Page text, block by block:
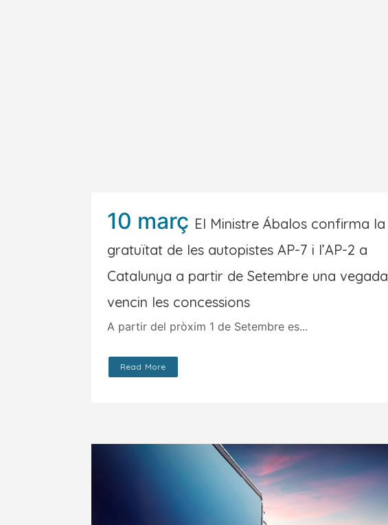
10 març El Ministre Ábalos confirma la
gratuïtat de les autopistes AP-7 i l’AP-2 a
Catalunya a partir de Setembre una vegada
vencin les concessions
A partir del pròxim 1 de Setembre es...
Read More